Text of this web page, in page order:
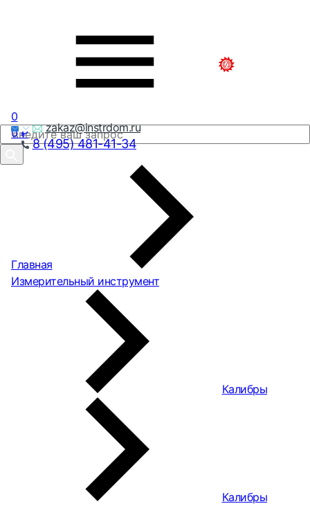
zakaz@instrdom.ru
8 (495) 481-41-34
0
0₽
Главная
Измерительный инструмент
Калибры
Калибры